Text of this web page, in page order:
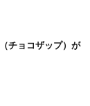
チョコザップ）が